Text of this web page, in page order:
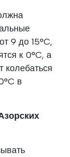
9 до 15°C,
к 0°C, а
колебаться
в